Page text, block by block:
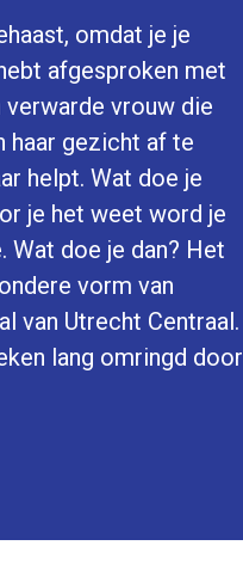
omdat je je
afgesproken met
verwarde vrouw die
haar gezicht af te
helpt. Wat doe je
je het weet word je
doe je dan? Het
vorm van
van Utrecht Centraal.
lang omringd door